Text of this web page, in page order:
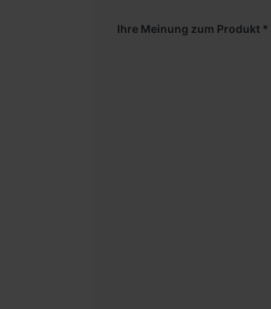
Ihre Meinung zum Produkt